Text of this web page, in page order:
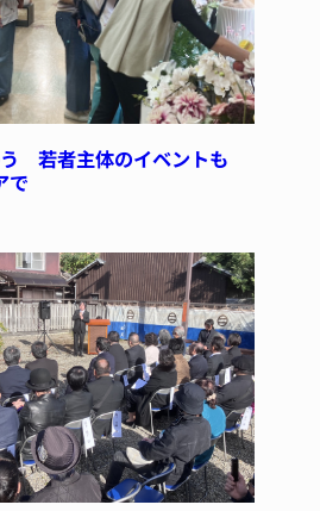
若者主体のイベントも
で